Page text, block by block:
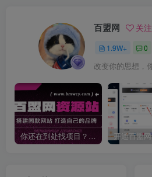
百盟网 关注
1.9W+ 0
改变你的思想，
你还在到处找项目？还在当韭菜？我靠卖项目一个月收入5万+，曾经我也是个失败者。